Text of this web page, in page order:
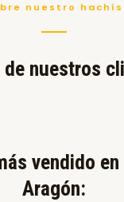
nuestro hachís
de nuestros
vendido
Aragón:​